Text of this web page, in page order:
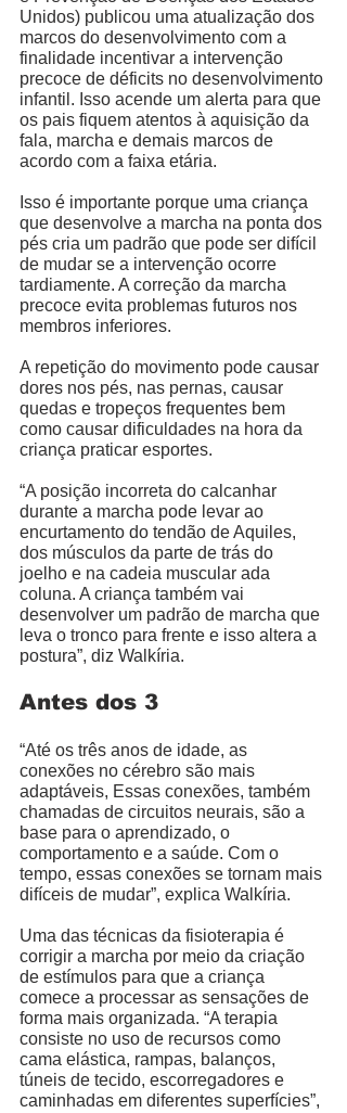
Unidos) publicou uma atualização dos
marcos do desenvolvimento com a
finalidade incentivar a intervenção
precoce de déficits no desenvolvimento
infantil. Isso acende um alerta para que
os pais fiquem atentos à aquisição da
fala, marcha e demais marcos de
acordo com a faixa etária.
Isso é importante porque uma criança
que desenvolve a marcha na ponta dos
pés cria um padrão que pode ser difícil
de mudar se a intervenção ocorre
tardiamente. A correção da marcha
precoce evita problemas futuros nos
membros inferiores.
A repetição do movimento pode causar
dores nos pés, nas pernas, causar
quedas e tropeços frequentes bem
como causar dificuldades na hora da
criança praticar esportes.
“A posição incorreta do calcanhar
durante a marcha pode levar ao
encurtamento do tendão de Aquiles,
dos músculos da parte de trás do
joelho e na cadeia muscular ada
coluna. A criança também vai
desenvolver um padrão de marcha que
leva o tronco para frente e isso altera a
postura”, diz Walkíria.
Antes dos 3
“Até os três anos de idade, as
conexões no cérebro são mais
adaptáveis, Essas conexões, também
chamadas de circuitos neurais, são a
base para o aprendizado, o
comportamento e a saúde. Com o
tempo, essas conexões se tornam mais
difíceis de mudar”, explica Walkíria.
Uma das técnicas da fisioterapia é
corrigir a marcha por meio da criação
de estímulos para que a criança
comece a processar as sensações de
forma mais organizada. “A terapia
consiste no uso de recursos como
cama elástica, rampas, balanços,
túneis de tecido, escorregadores e
caminhadas em diferentes superfícies”,